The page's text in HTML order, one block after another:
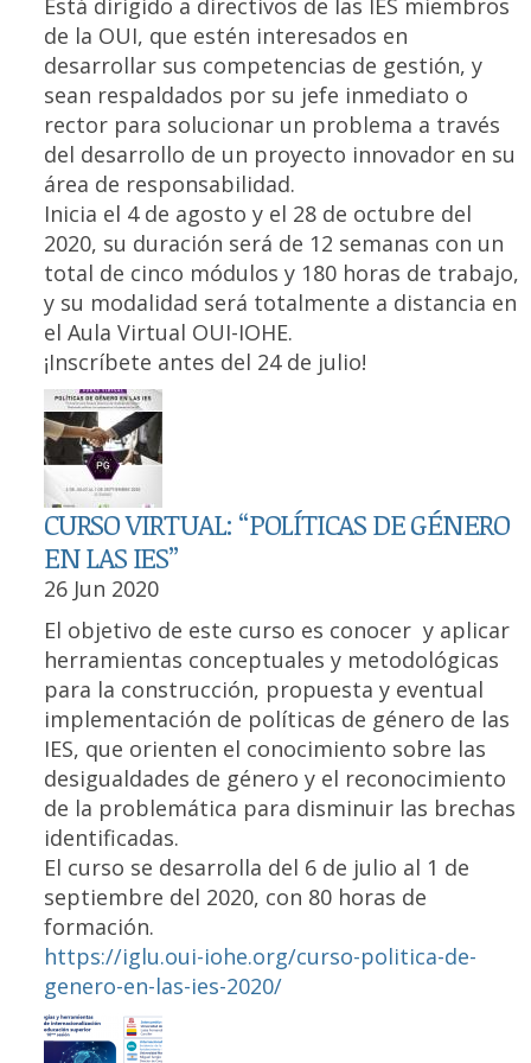
Está dirigido a directivos de las IES miembros
de la OUI, que estén interesados en
desarrollar sus competencias de gestión, y
sean respaldados por su jefe inmediato o
rector para solucionar un problema a través
del desarrollo de un proyecto innovador en su
área de responsabilidad.
Inicia el 4 de agosto y el 28 de octubre del
2020, su duración será de 12 semanas con un
total de cinco módulos y 180 horas de trabajo,
y su modalidad será totalmente a distancia en
el Aula Virtual OUI-IOHE.
¡Inscríbete antes del 24 de julio!
CURSO VIRTUAL: “POLÍTICAS DE GÉNERO
EN LAS IES”
26 Jun 2020
El objetivo de este curso es conocer y aplicar
herramientas conceptuales y metodológicas
para la construcción, propuesta y eventual
implementación de políticas de género de las
IES, que orienten el conocimiento sobre las
desigualdades de género y el reconocimiento
de la problemática para disminuir las brechas
identificadas.
El curso se desarrolla del 6 de julio al 1 de
septiembre del 2020, con 80 horas de
formación.
https://iglu.oui-iohe.org/curso-politica-de-
genero-en-las-ies-2020/